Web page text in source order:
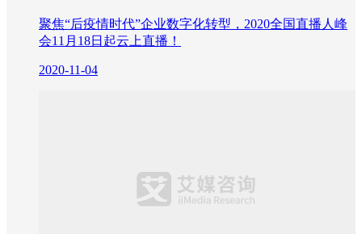
聚焦“后疫情时代”企业数字化转型，2020全国直播人峰
会11月18日起云上直播！
2020-11-04